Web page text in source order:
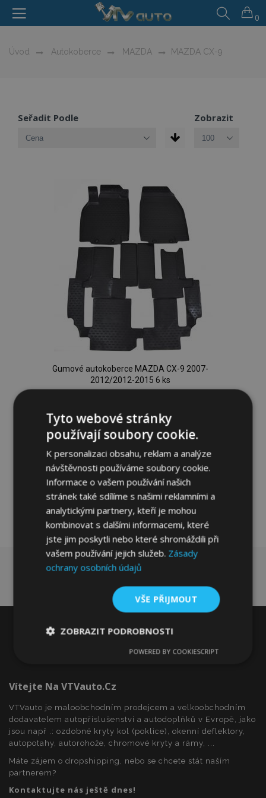
0
Úvod Autokoberce MAZDA MAZDA CX-9
Seřadit Podle Zobrazit
Gumové autokoberce MAZDA CX-9 2007-
2012/2012-2015 6 ks
Přidat Do Košíku
Přidat
k
oblíbeným
Vítejte Na VTVauto.cz
VTVauto je maloobchodním prodejcem a velkoobchodním
dodavatelem autopříslušenství a autodoplňků v Evropě, jako
jsou např .: ozdobné kryty kol (poklice), okenní deflektory,
autopotahy, autorohože, chromové kryty a rámy, ...
Máte zájem o dropshipping, nebo se chcete stát naším
partnerem?
Kontaktujte nás ještě dnes!
Tyto webové stránky
používají soubory cookie.
K personalizaci obsahu, reklam a analýze
návštěvnosti používáme soubory cookie.
Informace o vašem používání našich
stránek také sdílíme s našimi reklamními a
analytickými partnery, kteří je mohou
kombinovat s dalšími informacemi, které
jste jim poskytli nebo které shromáždili při
vašem používání jejich služeb. Zásady
ochrany osobních údajů
VŠE PŘIJMOUT
ZOBRAZIT PODROBNOSTI
Výkonové
Soubory
Funkční soubory
POWERED BY COOKIESCRIPT